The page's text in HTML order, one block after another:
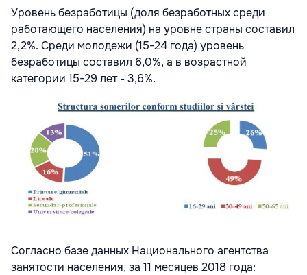
Уровень безработицы (доля безработных среди
работающего населения) на уровне страны составил
2,2%. Среди молодежи (15-24 года) уровень
безработицы составил 6,0%, а в возрастной
категории 15-29 лет - 3,6%.
Согласно базе данных Национального агентства
занятости населения, за 11 месяцев 2018 года: